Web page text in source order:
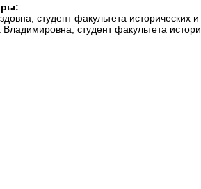
студент факультета исторических
студент факультета